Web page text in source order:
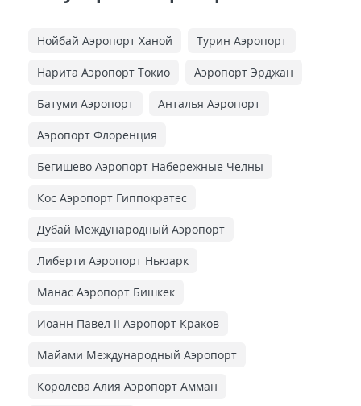
Нойбай Аэропорт Ханой Турин Аэропорт
Нарита Аэропорт Токио Аэропорт Эрджан
Батуми Аэропорт Анталья Аэропорт
Аэропорт Флоренция
Бегишево Аэропорт Набережные Челны
Кос Аэропорт Гиппократес
Дубай Международный Аэропорт
Либерти Аэропорт Ньюарк
Манас Аэропорт Бишкек
Иоанн Павел II Аэропорт Краков
Майами Международный Аэропорт
Королева Алия Аэропорт Амман